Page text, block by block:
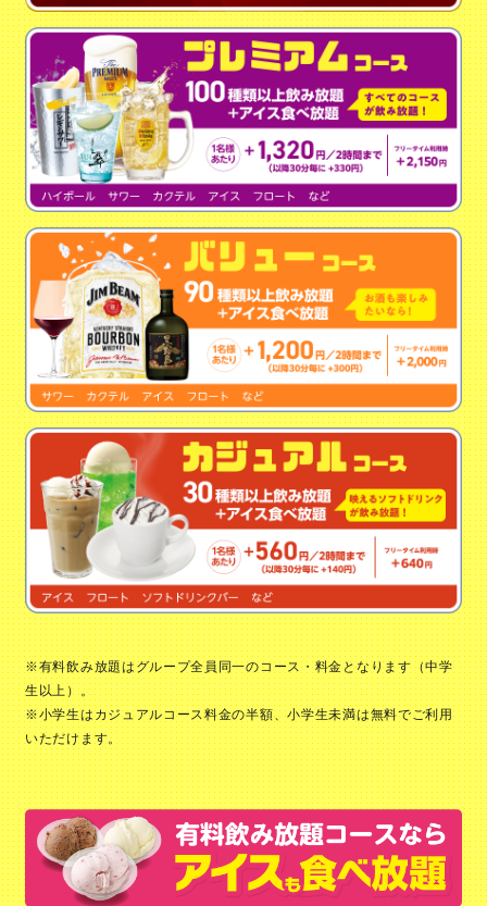
※有料飲み放題はグループ全員同一のコース・料金となります（中学
生以上）。
※小学生はカジュアルコース料金の半額、小学生未満は無料でご利用
いただけます。